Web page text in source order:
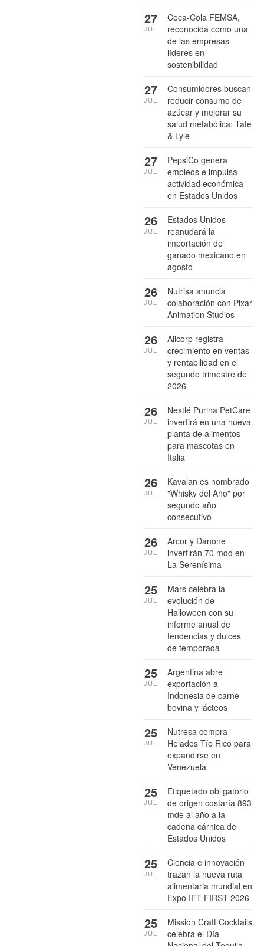
Coca-Cola FEMSA,
reconocida como una
de las empresas
líderes en
sostenibilidad
27
JUL
Consumidores buscan
reducir consumo de
azúcar y mejorar su
salud metabólica: Tate
& Lyle
27
JUL
PepsiCo genera
empleos e impulsa
actividad económica
en Estados Unidos
27
JUL
Estados Unidos
reanudará la
importación de
ganado mexicano en
agosto
26
JUL
Nutrisa anuncia
colaboración con Pixar
Animation Studios
26
JUL
Alicorp registra
crecimiento en ventas
y rentabilidad en el
segundo trimestre de
2026
26
JUL
Nestlé Purina PetCare
invertirá en una nueva
planta de alimentos
para mascotas en
Italia
26
JUL
Kavalan es nombrado
"Whisky del Año" por
segundo año
consecutivo
26
JUL
Arcor y Danone
invertirán 70 mdd en
La Serenísima
26
JUL
Mars celebra la
evolución de
Halloween con su
informe anual de
tendencias y dulces
de temporada
25
JUL
Argentina abre
exportación a
Indonesia de carne
bovina y lácteos
25
JUL
Nutresa compra
Helados Tío Rico para
expandirse en
Venezuela
25
JUL
Etiquetado obligatorio
de origen costaría 893
mde al año a la
cadena cárnica de
Estados Unidos
25
JUL
Ciencia e innovación
trazan la nueva ruta
alimentaria mundial en
Expo IFT FIRST 2026
25
JUL
Mission Craft Cocktails
celebra el Día
25
JUL